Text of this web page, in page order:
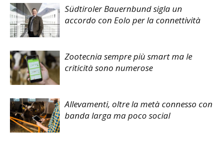
Südtiroler Bauernbund sigla un
accordo con Eolo per la connettività
Zootecnia sempre più smart ma le
criticità sono numerose
Allevamenti, oltre la metà connesso con
banda larga ma poco social